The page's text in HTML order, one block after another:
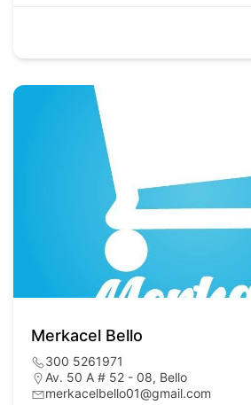
Merkacel Bello
300 5261971
Av. 50 A # 52 - 08, Bello
merkacelbello01@gmail.com